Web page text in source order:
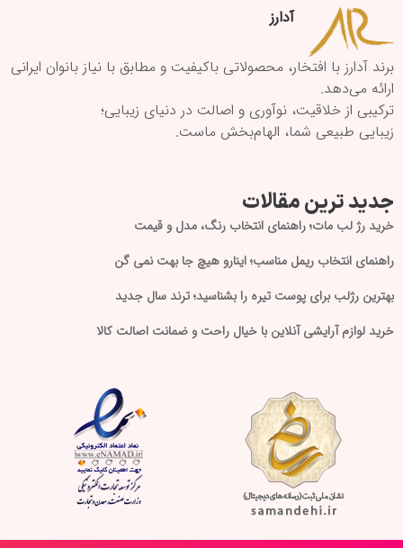
آدارز
برند آدارز با افتخار، محصولاتی باکیفیت و مطابق با نیاز بانوان ایرانی
ارائه می‌دهد.
ترکیبی از خلاقیت، نوآوری و اصالت در دنیای زیبایی؛
زیبایی طبیعی شما، الهام‌بخش ماست.
جدید ترین مقالات
خرید رژ لب مات؛ راهنمای انتخاب رنگ، مدل و قیمت
راهنمای انتخاب ریمل مناسب؛ اینارو هیچ جا بهت نمی گن
بهترین رژلب برای پوست تیره را بشناسید؛ ترند سال جدید
خرید لوازم آرایشی آنلاین با خیال راحت و ضمانت اصالت کالا